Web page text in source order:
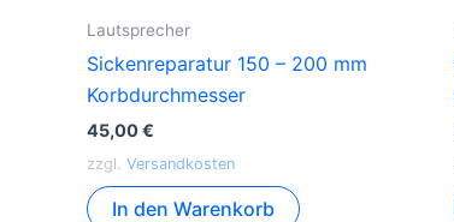
Lautsprecher
Sickenreparatur 150 – 200 mm
Korbdurchmesser
45,00€
zzgl. Versandkosten
In den Warenkorb